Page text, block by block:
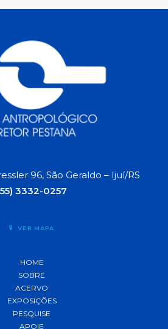
96, São Geraldo – Ijuí/RS
3332-0257
VER MAPA
HOME
SOBRE
ACERVO
EXPOSIÇÕES
PESQUISE
APOIE